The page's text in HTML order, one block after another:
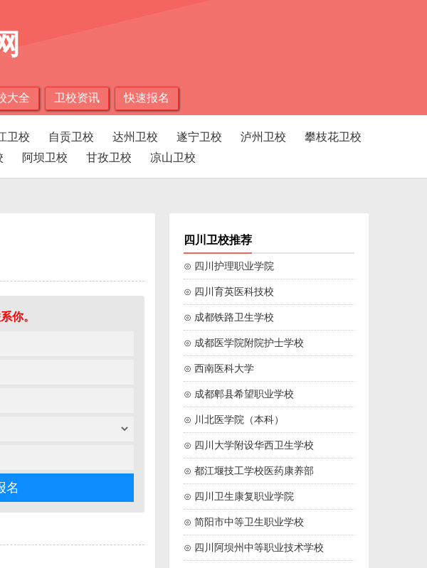
大全 卫校资讯 快速报名
卫校 自贡卫校 达州卫校 遂宁卫校 泸州卫校
攀枝花卫校
阿坝卫校 甘孜卫校 凉山卫校
你。
四川卫校推荐
⊙ 四川护理职业学院
⊙ 四川育英医科技校
⊙ 成都铁路卫生学校
⊙ 成都医学院附院护士学校
⊙ 西南医科大学
⊙ 成都郫县希望职业学校
⊙ 川北医学院（本科）
⊙ 四川大学附设华西卫生学校
⊙ 都江堰技工学校医药康养部
⊙ 四川卫生康复职业学院
⊙ 简阳市中等卫生职业学校
⊙ 四川阿坝州中等职业技术学校